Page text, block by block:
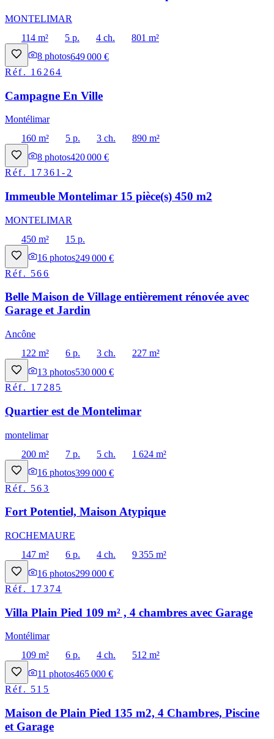
MONTELIMAR
114 m²
5 p. 4 ch.
801 m²
8 photos649 000 €
Réf. 16264
Campagne En Ville
Montélimar
160 m²
5 p. 3 ch.
890 m²
8 photos420 000 €
Réf. 17361-2
Immeuble Montelimar 15 pièce(s) 450 m2
MONTELIMAR
450 m²
15 p.
16 photos249 000 €
Réf. 566
Belle Maison de Village entièrement rénovée avec
Garage et Jardin
Ancône
122 m²
6 p. 3 ch.
227 m²
13 photos530 000 €
Réf. 17285
Quartier est de Montelimar
montelimar
200 m²
7 p. 5 ch.
1 624 m²
16 photos399 000 €
Réf. 563
Fort Potentiel, Maison Atypique
ROCHEMAURE
147 m²
6 p. 4 ch.
9 355 m²
16 photos299 000 €
Réf. 17374
Villa Plain Pied 109 m² , 4 chambres avec Garage
Montélimar
109 m²
6 p. 4 ch.
512 m²
11 photos465 000 €
Réf. 515
Maison de Plain Pied 135 m2, 4 Chambres, Piscine
et Garage